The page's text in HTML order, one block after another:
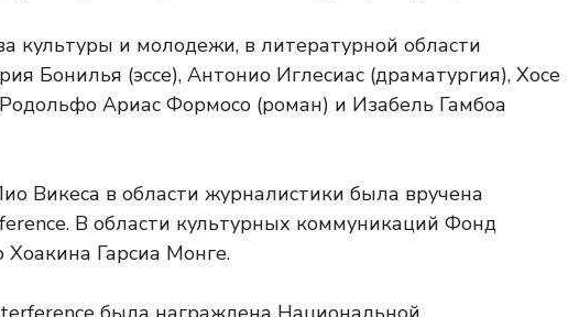
культуры и молодежи, в литературной области
Бонилья (эссе), Антонио Иглесиас (драматургия), Хосе
Ариас Формосо (роман) и Изабель Гамбоа
Викеса в области журналистики была вручена
В области культурных коммуникаций Фонд
Гарсиа Монге.